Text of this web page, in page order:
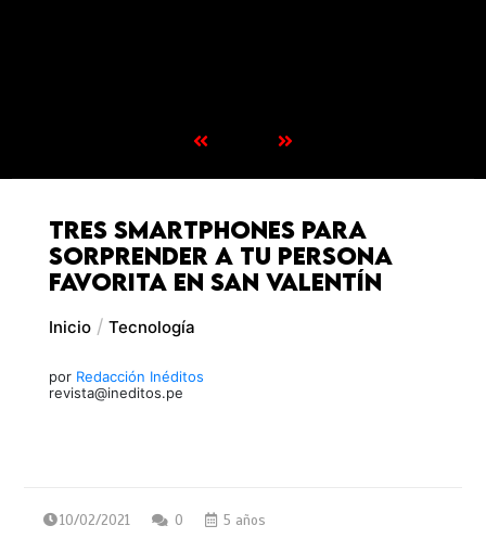
Tres smartphones para
sorprender a tu persona
favorita en San Valentín
Inicio Tecnología
por Redacción Inéditos
revista@ineditos.pe
10/02/2021 0 5 años